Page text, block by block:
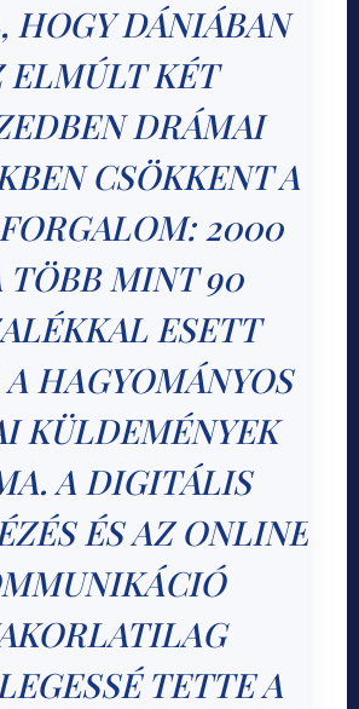
HOGY DÁNIÁBAN
ELMÚLT KÉT
DRÁMAI
CSÖKKENT A
2000
TÖBB MINT 90
ESETT
HAGYOMÁNYOS
KÜLDEMÉNYEK
A DIGITÁLIS
ÉS AZ ONLINE
TETTE A